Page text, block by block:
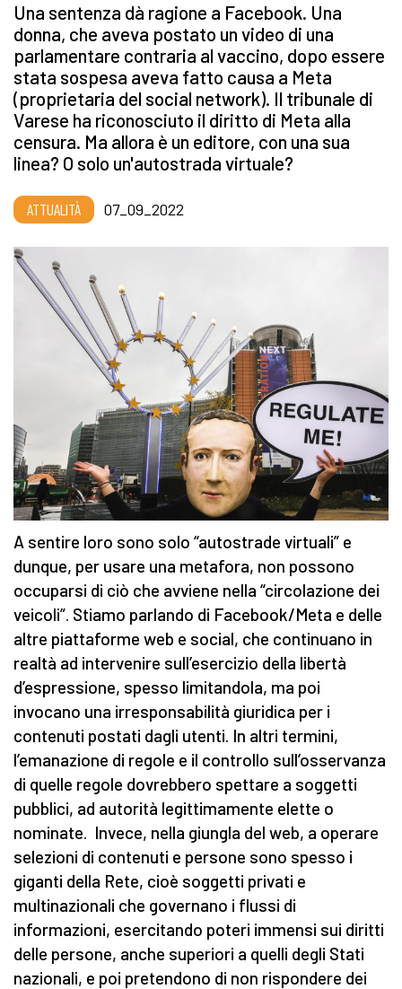
Una sentenza dà ragione a Facebook. Una
donna, che aveva postato un video di una
parlamentare contraria al vaccino, dopo essere
stata sospesa aveva fatto causa a Meta
(proprietaria del social network). Il tribunale di
Varese ha riconosciuto il diritto di Meta alla
censura. Ma allora è un editore, con una sua
linea? O solo un'autostrada virtuale?
ATTUALITÀ 07_09_2022
A sentire loro sono solo “autostrade virtuali” e
dunque, per usare una metafora, non possono
occuparsi di ciò che avviene nella “circolazione dei
veicoli”. Stiamo parlando di Facebook/Meta e delle
altre piattaforme web e social, che continuano in
realtà ad intervenire sull’esercizio della libertà
d’espressione, spesso limitandola, ma poi
invocano una irresponsabilità giuridica per i
contenuti postati dagli utenti. In altri termini,
l’emanazione di regole e il controllo sull’osservanza
di quelle regole dovrebbero spettare a soggetti
pubblici, ad autorità legittimamente elette o
nominate. Invece, nella giungla del web, a operare
selezioni di contenuti e persone sono spesso i
giganti della Rete, cioè soggetti privati e
multinazionali che governano i flussi di
informazioni, esercitando poteri immensi sui diritti
delle persone, anche superiori a quelli degli Stati
nazionali, e poi pretendono di non rispondere dei